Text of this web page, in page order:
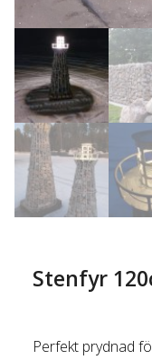
Stenfyr
Perfekt prydnad